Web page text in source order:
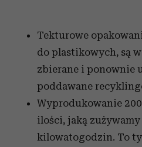
Tekturowe
do plastikowych, są
zbierane i ponownie
poddawane
Wyprodukowanie
ilości, jaką
kilowatogodzin. To